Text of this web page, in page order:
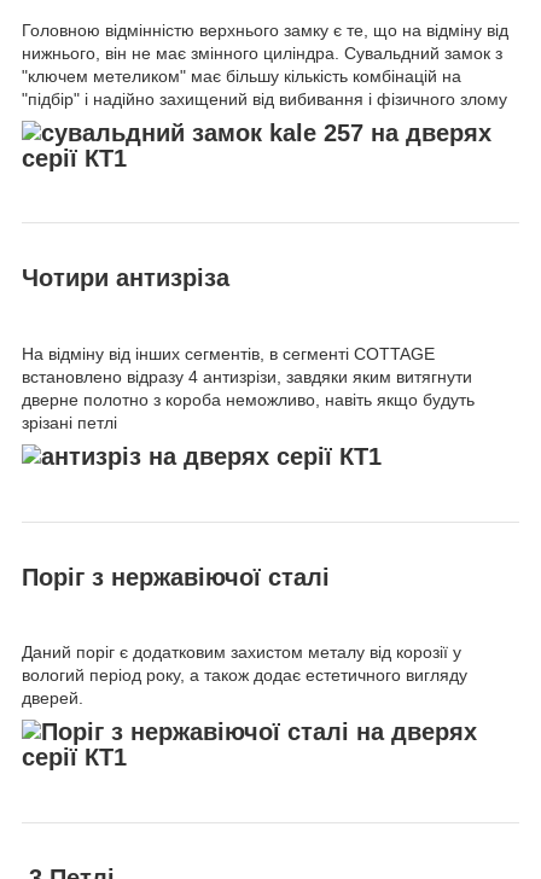
Головною відмінністю верхнього замку є те, що на відміну від
нижнього, він не має змінного циліндра. Сувальдний замок з
"ключем метеликом" має більшу кількість комбінацій на
"підбір" і надійно захищений від вибивання і фізичного злому
Чотири антизріза
На відміну від інших сегментів, в сегменті COTTAGE
встановлено відразу 4 антизрізи, завдяки яким витягнути
дверне полотно з короба неможливо, навіть якщо будуть
зрізані петлі
Поріг з нержавіючої сталі
Даний поріг є додатковим захистом металу від корозії у
вологий період року, а також додає естетичного вигляду
дверей.